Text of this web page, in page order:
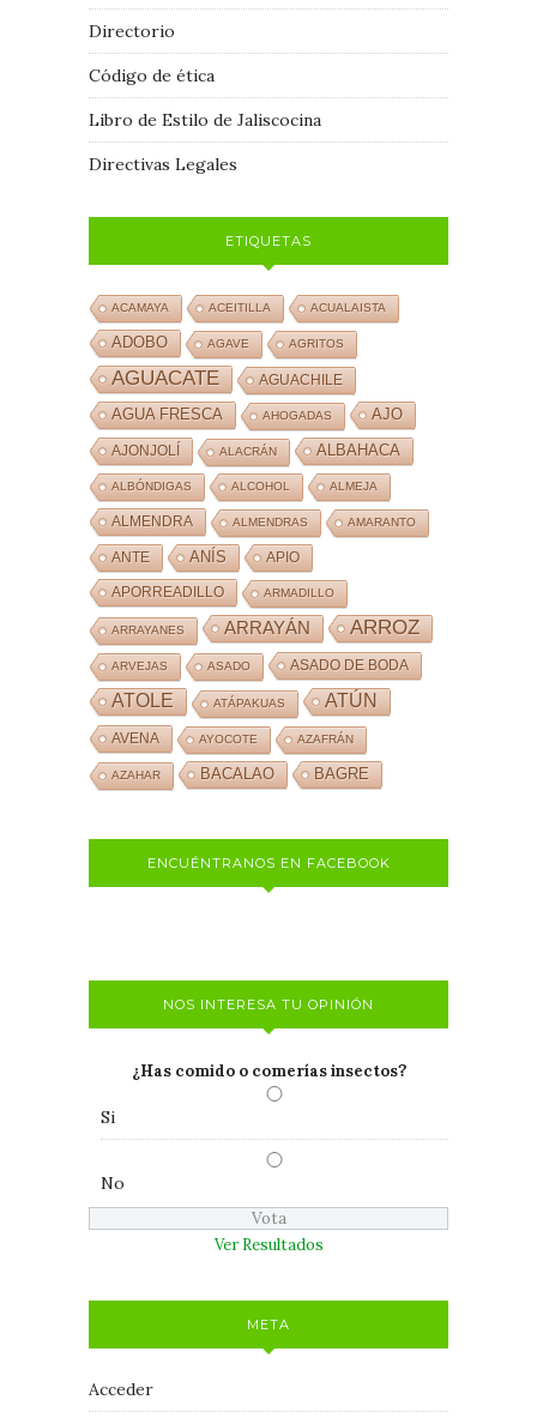
Directorio
Código de ética
Libro de Estilo de Jaliscocina
Directivas Legales
ETIQUETAS
ACAMAYA ACEITILLA ACUALAISTA
ADOBO AGAVE AGRITOS
AGUACATE AGUACHILE
AGUA FRESCA AHOGADAS AJO
AJONJOLÍ ALACRÁN ALBAHACA
ALBÓNDIGAS ALCOHOL ALMEJA
ALMENDRA ALMENDRAS AMARANTO
ANTE ANÍS APIO
APORREADILLO ARMADILLO
ARRAYANES ARRAYÁN ARROZ
ARVEJAS ASADO ASADO DE BODA
ATOLE ATÁPAKUAS ATÚN
AVENA AYOCOTE AZAFRÁN
AZAHAR BACALAO BAGRE
ENCUÉNTRANOS EN FACEBOOK
NOS INTERESA TU OPINIÓN
¿Has comido o comerías insectos?
Si
No
Ver Resultados
META
Acceder